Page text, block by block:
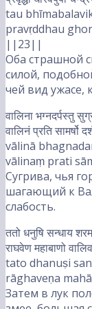
tau
pravṛddhau
||23||
Оба страшной
силой,
чей вид ужасе,
वालिना भग्नदर्पस्तु
वालिनं प्रति
vālinā
vālinaṃ prati
Сугрива, чья
шагающий к
слабость.
ततो धनुषि सन्धाय
राघवेण महाबाणो
tato dhanuṣi
rāghaveṇa
Затем в лук